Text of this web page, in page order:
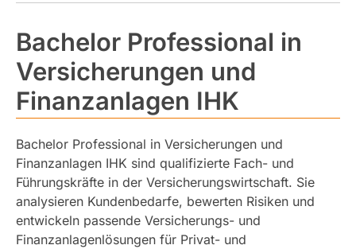
Bachelor Professional in
Versicherungen und
Finanzanlagen IHK
Bachelor Professional in Versicherungen und
Finanzanlagen IHK sind qualifizierte Fach- und
Führungskräfte in der Versicherungswirtschaft. Sie
analysieren Kundenbedarfe, bewerten Risiken und
entwickeln passende Versicherungs- und
Finanzanlagenlösungen für Privat- und